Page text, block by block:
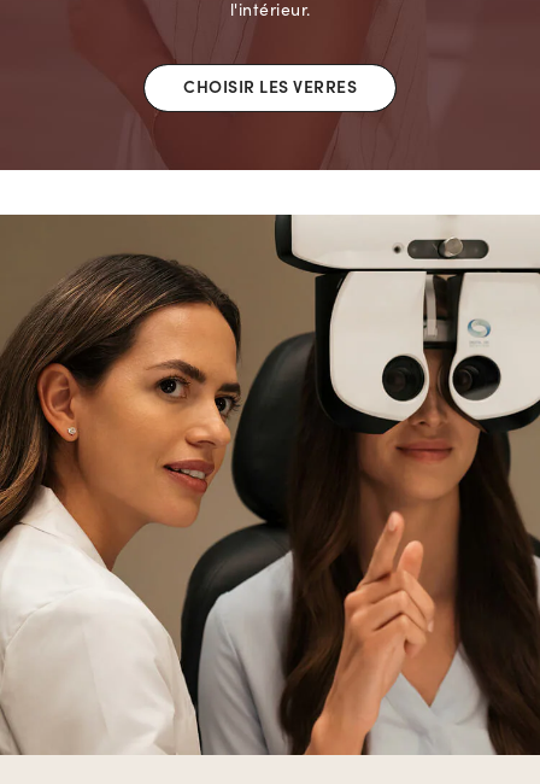
l'intérieur.
CHOISIR LES VERRES